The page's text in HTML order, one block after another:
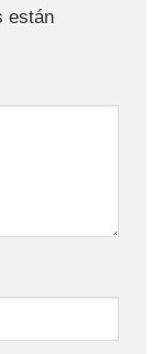
están